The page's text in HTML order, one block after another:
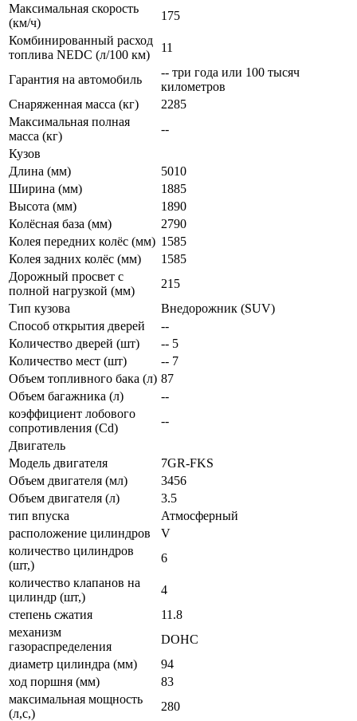
Максимальная скорость
(км/ч)
175
Комбинированный расход
топлива NEDC (л/100 км)
11
Гарантия на автомобиль
-- три года или 100 тысяч
километров
Снаряженная масса (кг)
2285
Максимальная полная
масса (кг)
--
Кузов
Длина (мм)
5010
Ширина (мм)
1885
Высота (мм)
1890
Колёсная база (мм)
2790
Колея передних колёс (мм) 1585
Колея задних колёс (мм)
1585
Дорожный просвет с
полной нагрузкой (мм)
215
Тип кузова
Внедорожник (SUV)
Способ открытия дверей
--
Количество дверей (шт)
-- 5
Количество мест (шт)
-- 7
Объем топливного бака (л) 87
Объем багажника (л)
--
коэффициент лобового
сопротивления (Cd)
--
Двигатель
Модель двигателя
7GR-FKS
Объем двигателя (мл)
3456
Объем двигателя (л)
3.5
тип впуска
Атмосферный
расположение цилиндров
V
количество цилиндров
(шт,)
6
количество клапанов на
цилиндр (шт,)
4
степень сжатия
11.8
механизм
газораспределения
DOHC
диаметр цилиндра (мм)
94
ход поршня (мм)
83
максимальная мощность
(л,с,)
280